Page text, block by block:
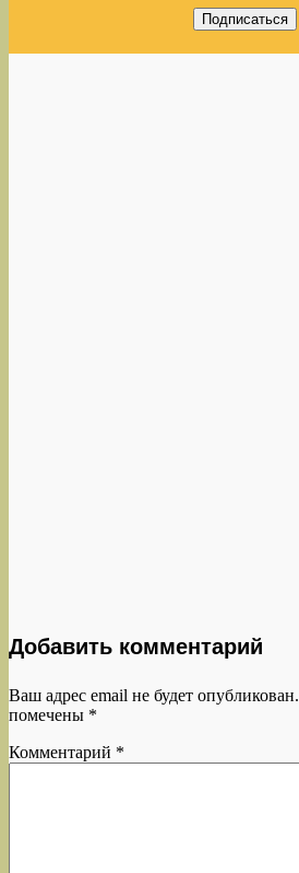
Добавить комментарий
Ваш адрес email не будет опубликован.
помечены *
Комментарий *